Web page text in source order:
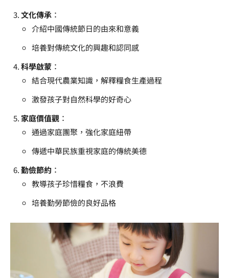
文化傳承 ：
介紹中國傳統節日的由來和意義
培養對傳統文化的興趣和認同感
科學啟蒙 ：
結合現代農業知識，解釋糧食生產過程
激發孩子對自然科學的好奇心
家庭價值觀 ：
通過家庭團聚，強化家庭紐帶
傳遞中華民族重視家庭的傳統美德
勤儉節約 ：
教導孩子珍惜糧食，不浪費
培養勤勞節儉的良好品格